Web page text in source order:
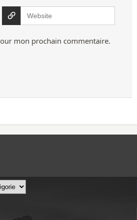
mon prochain commentaire.